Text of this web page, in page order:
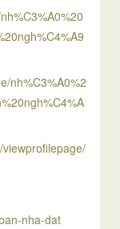
nh%C3%A0%2
nha-dat